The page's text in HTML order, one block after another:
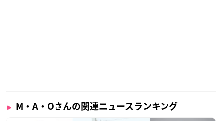
M・A・Oさんの関連ニュースランキング